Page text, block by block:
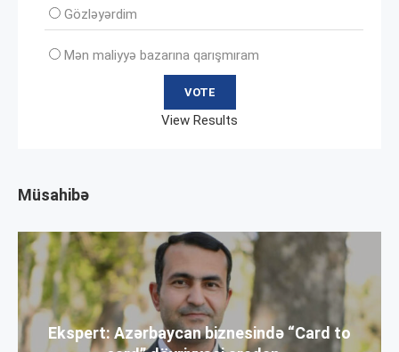
Gözləyərdim
Mən maliyyə bazarına qarışmıram
View Results
Müsahibə
Ekspert: Azərbaycan biznesində “Card to